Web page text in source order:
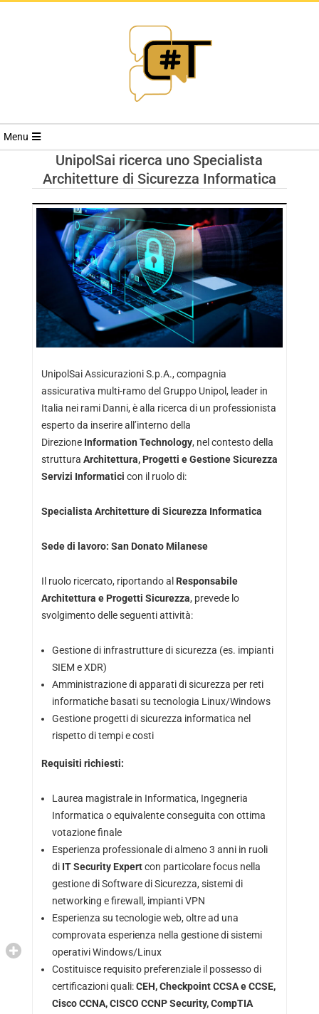
RIVISTA
TRENDS
Menu
UnipolSai ricerca uno Specialista
Architetture di Sicurezza Informatica
UnipolSai Assicurazioni S.p.A., compagnia
assicurativa multi-ramo del Gruppo Unipol, leader in
Italia nei rami Danni, è alla ricerca di un professionista
esperto da inserire all’interno della
DirezioneInformation Technology, nel contesto della
struttura Architettura, Progetti e Gestione Sicurezza
Servizi Informatici con il ruolo di:
Specialista Architetture di Sicurezza Informatica
Sede di lavoro: San Donato Milanese
Il ruolo ricercato, riportando al Responsabile
Architettura e Progetti Sicurezza, prevede lo
svolgimento delle seguenti attività:
Gestione di infrastrutture di sicurezza (es. impianti
SIEM e XDR)
Amministrazione di apparati di sicurezza per reti
informatiche basati su tecnologia Linux/Windows
Gestione progetti di sicurezza informatica nel
rispetto di tempi e costi
Requisiti richiesti:
Laurea magistrale in Informatica, Ingegneria
Informatica o equivalente conseguita con ottima
votazione finale
Esperienza professionale di almeno 3 anni in ruoli
di IT Security Expertcon particolare focus nella
gestione di Software di Sicurezza, sistemi di
networking e firewall, impianti VPN
Esperienza su tecnologie web, oltre ad una
comprovata esperienza nella gestione di sistemi
operativi Windows/Linux
Costituisce requisito preferenziale il possesso di
certificazioni quali:CEH, Checkpoint CCSA e CCSE,
Cisco CCNA, CISCO CCNP Security, CompTIA